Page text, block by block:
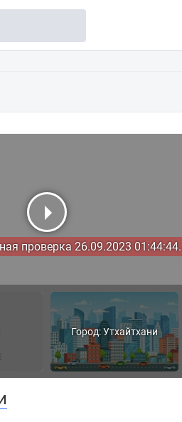
проверка 26.09.2023 01:44:44.
Город: Утхайтхани